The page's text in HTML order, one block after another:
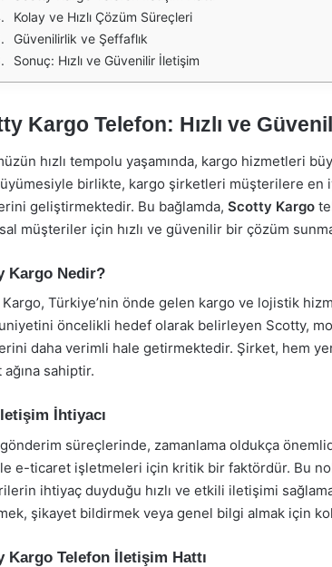
Kolay ve Hızlı Çözüm Süreçleri
Güvenilirlik ve Şeffaflık
Sonuç: Hızlı ve Güvenilir İletişim
Kargo Telefon: Hızlı ve
hızlı tempolu yaşamında, kargo hizmetleri
birlikte, kargo şirketleri müşterilere
geliştirmektedir. Bu bağlamda, Scotty Kargo
müşteriler için hızlı ve güvenilir bir çözüm
Kargo Nedir?
Türkiye’nin önde gelen kargo ve lojistik
öncelikli hedef olarak belirleyen Scotty,
daha verimli hale getirmektedir. Şirket, hem
sahiptir.
İhtiyacı
süreçlerinde, zamanlama oldukça
e-ticaret işletmeleri için kritik bir faktördür. Bu
ihtiyaç duyduğu hızlı ve etkili iletişimi
şikayet bildirmek veya genel bilgi almak için
Kargo Telefon İletişim Hattı